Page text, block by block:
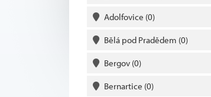
Adolfovice (0)
Bělá pod Pradědem (0)
Bergov (0)
Bernartice (0)